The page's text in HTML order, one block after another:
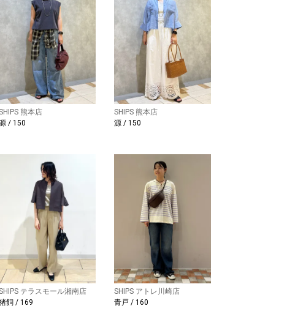
熊本店
/ 150
SHIPS 熊本店
源 / 150
テラスモール湘南店
飼 / 169
SHIPS アトレ川崎店
青戸 / 160